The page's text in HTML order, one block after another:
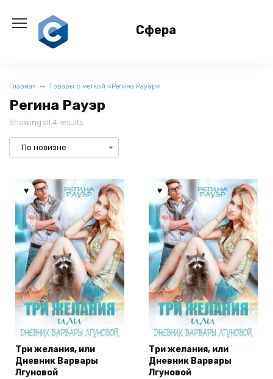
содержанию
Сфера
Главная Товары с меткой «Регина Рауэр»
Регина Рауэр
Showing all 4 results
Три желания, или
Дневник Варвары
Лгуновой
Три желания, или
Дневник Варвары
Лгуновой